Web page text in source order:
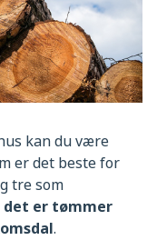
kan du være
er det beste for
tre som
det er tømmer
.